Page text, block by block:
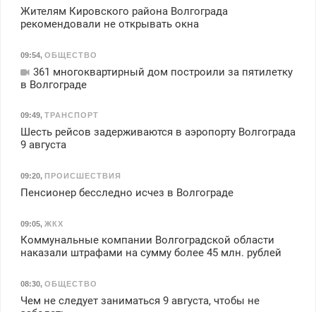
Жителям Кировского района Волгограда
рекомендовали не открывать окна
09:54, ОБЩЕСТВО
361 многоквартирный дом построили за пятилетку
в Волгограде
09:49, ТРАНСПОРТ
Шесть рейсов задерживаются в аэропорту Волгограда
9 августа
09:20, ПРОИСШЕСТВИЯ
Пенсионер бесследно исчез в Волгограде
09:05, ЖКХ
Коммунальные компании Волгоградской области
наказали штрафами на сумму более 45 млн. рублей
08:30, ОБЩЕСТВО
Чем не следует заниматься 9 августа, чтобы не